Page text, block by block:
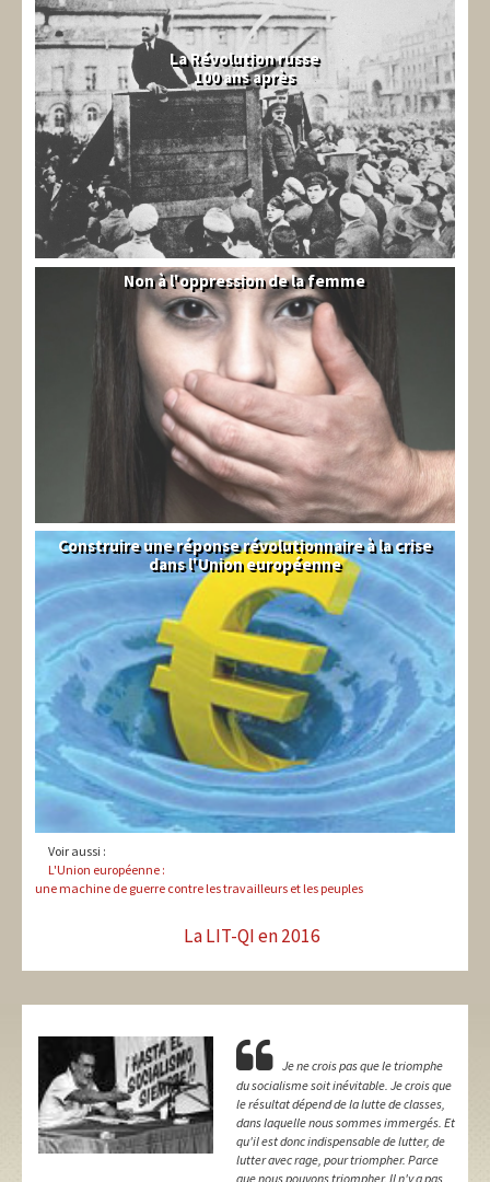
La Révolution russe
100 ans après
Syrie
Non à l'oppression de la femme
Syndical
Construire une réponse révolutionnaire à la crise
dans l'Union européenne
Voir aussi :
L'Union européenne :
une machine de guerre contre les travailleurs et les peuples
La LIT-QI en 2016
Je ne crois pas que le triomphe
du socialisme soit inévitable. Je crois que
le résultat dépend de la lutte de classes,
dans laquelle nous sommes immergés. Et
qu'il est donc indispensable de lutter, de
lutter avec rage, pour triompher. Parce
que nous pouvons triompher. Il n'y a pas